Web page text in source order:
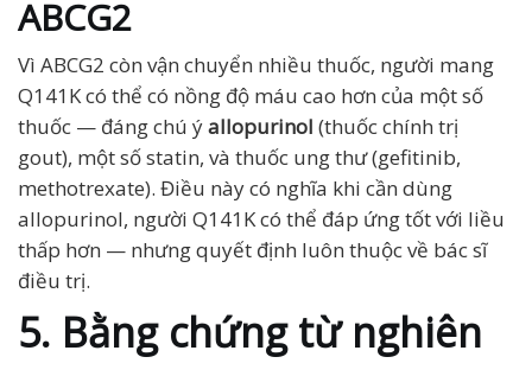
ABCG2
Vì ABCG2 còn vận chuyển nhiều thuốc, người mang
Q141K có thể có nồng độ máu cao hơn của một số
thuốc — đáng chú ýallopurinol (thuốc chính trị
gout), một số statin, và thuốc ung thư (gefitinib,
methotrexate). Điều này có nghĩa khi cần dùng
allopurinol, người Q141K có thể đáp ứng tốt với liều
thấp hơn — nhưng quyết định luôn thuộc về bác sĩ
điều trị.
5. Bằng chứng từ nghiên